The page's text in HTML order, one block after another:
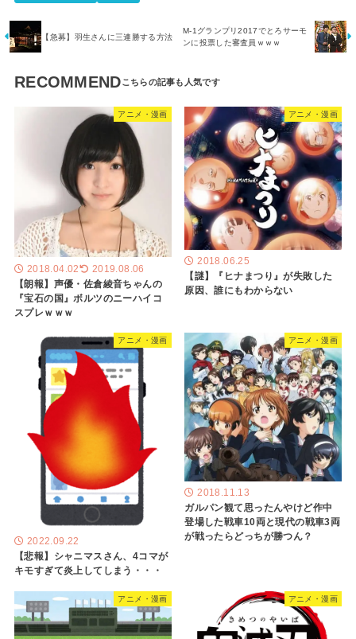
【急募】羽生さんに三連勝する方法
M-1グランプリ2017でとろサーモ
ンに投票した審査員ｗｗｗ
RECOMMEND
アニメ・漫画
2018.04.02 2019.08.06
【朗報】声優・佐倉綾音ちゃんの
『宝石の国』ボルツのニーハイコ
スプレｗｗｗ
アニメ・漫画
2018.06.25
【謎】『ヒナまつり』が失敗した
原因、誰にもわからない
アニメ・漫画
2022.09.22
【悲報】シャニマスさん、4コマが
キモすぎて炎上してしまう・・・
アニメ・漫画
2018.11.13
ガルパン観て思ったんやけど作中
登場した戦車10両と現代の戦車3両
が戦ったらどっちが勝つん？
アニメ・漫画 アニメ・漫画